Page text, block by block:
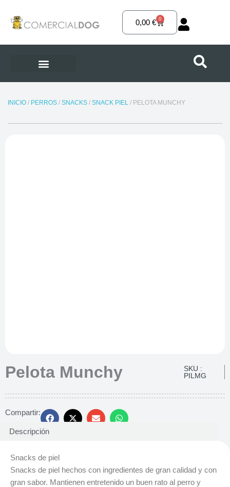
contenido
0,00€ 0
Carrito
INICIO/ PERROS/ SNACKS/ SNACK PIEL/ PELOTA MUNCHY
Pelota Munchy
SKU :
PILMG
Compartir:
Descripción
Snacks de piel
Snacks de piel hechos con ingredientes de gran calidad y con
gran sabor. Mantienen entretenido un buen rato al perro y